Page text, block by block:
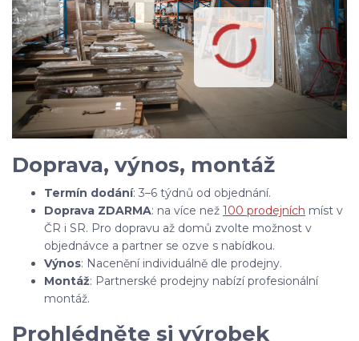
Doprava, výnos, montáž
Termín dodání: 3–6 týdnů od objednání.
Doprava ZDARMA: na více než 100 prodejních míst v
ČR i SR. Pro dopravu až domů zvolte možnost v
objednávce a partner se ozve s nabídkou.
Výnos: Nacenění individuálně dle prodejny.
Montáž: Partnerské prodejny nabízí profesionální
montáž.
Prohlédněte si výrobek